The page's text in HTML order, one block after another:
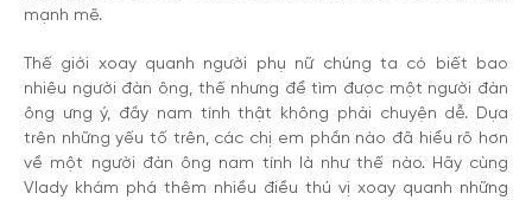
mạnh mẽ.
Thế giới xoay quanh người phụ nữ chúng ta có biết bao
nhiêu người đàn ông, thế nhưng để tìm được một người đàn
ông ưng ý, đầy nam tính thật không phải chuyện dễ. Dựa
trên những yếu tố trên, các chị em phần nào đã hiểu rõ hơn
về một người đàn ông nam tính là như thế nào. Hãy cùng
Vlady khám phá thêm nhiều điều thú vị xoay quanh những